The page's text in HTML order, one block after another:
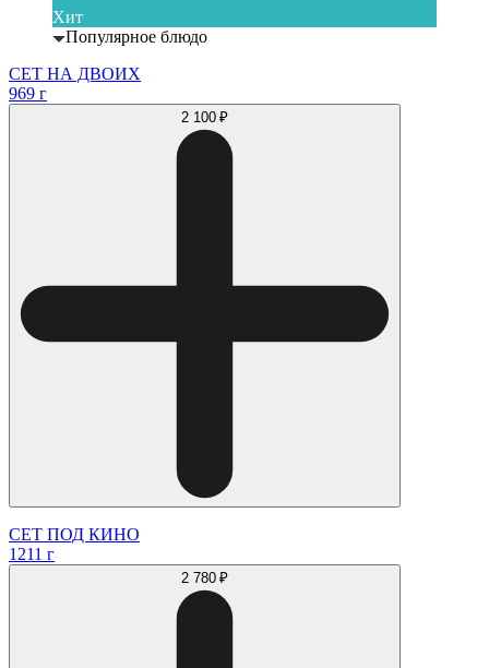
Хит
Популярное блюдо
СЕТ НА ДВОИХ
969 г
2 100 ₽
СЕТ ПОД КИНО
1211 г
2 780 ₽